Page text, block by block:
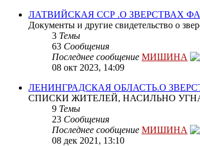
ЛАТВИЙСКАЯ ССР .О ЗВЕРСТВАХ
Документы и другие свидетельство о
3 Темы
63 Сообщения
Последнее сообщение МИШИНА
08 окт 2023, 14:09
ЛЕНИНГРАДСКАЯ ОБЛАСТЬ.О
СПИСКИ ЖИТЕЛЕЙ, НАСИЛЬНО
9 Темы
23 Сообщения
Последнее сообщение МИШИНА
08 дек 2021, 13:10